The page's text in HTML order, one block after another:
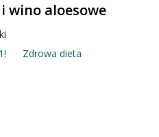
wino aloesowe
Zdrowa dieta